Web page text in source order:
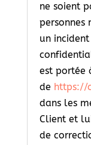
ne soient
personnes
un
est portée
de https://
dans les
Client et
de